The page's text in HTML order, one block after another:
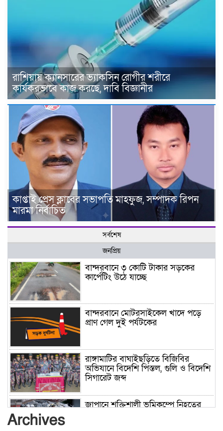
রাশিয়ায় ক্যানসারের ভ্যাকসিন রোগীর শরীরে
কার্যকরভাবে কাজ করছে, দাবি বিজ্ঞানীর
কাপ্তাই প্রেস ক্লাবের সভাপতি মাহফুজ, সম্পাদক রিপন
মারমা নির্বাচিত
সর্বশেষ
জনপ্রিয়
বান্দরবানে ৩ কোটি টাকার সড়কের
কার্পেটিং উঠে যাচ্ছে
বান্দরবানে মোটরসাইকেল খাদে পড়ে
প্রাণ গেল দুই পর্যটকের
রাঙ্গামাটির বাঘাইছড়িতে বিজিবির
অভিযানে বিদেশি পিস্তল, গুলি ও বিদেশি
সিগারেট জব্দ
জাপানে শক্তিশালী ভূমিকম্পে নিহতের
Archives